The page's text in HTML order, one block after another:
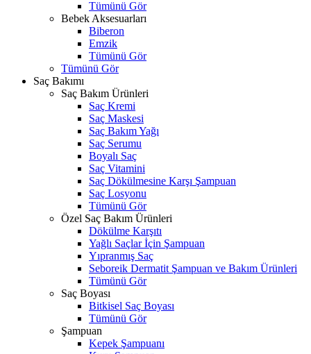
Tümünü Gör
Bebek Aksesuarları
Biberon
Emzik
Tümünü Gör
Tümünü Gör
Saç Bakımı
Saç Bakım Ürünleri
Saç Kremi
Saç Maskesi
Saç Bakım Yağı
Saç Serumu
Boyalı Saç
Saç Vitamini
Saç Dökülmesine Karşı Şampuan
Saç Losyonu
Tümünü Gör
Özel Saç Bakım Ürünleri
Dökülme Karşıtı
Yağlı Saçlar İçin Şampuan
Yıpranmış Saç
Seboreik Dermatit Şampuan ve Bakım Ürünleri
Tümünü Gör
Saç Boyası
Bitkisel Saç Boyası
Tümünü Gör
Şampuan
Kepek Şampuanı